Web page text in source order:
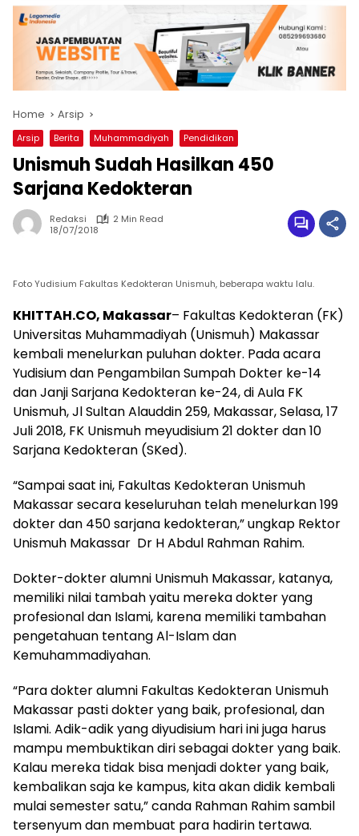
Home Arsip
Arsip Berita Muhammadiyah Pendidikan
Unismuh Sudah Hasilkan 450
Sarjana Kedokteran
Redaksi
2 Min Read
18/07/2018
Foto Yudisium Fakultas Kedokteran Unismuh, beberapa waktu lalu.
KHITTAH.CO, Makassar– Fakultas Kedokteran (FK)
Universitas Muhammadiyah (Unismuh) Makassar
kembali menelurkan puluhan dokter. Pada acara
Yudisium dan Pengambilan Sumpah Dokter ke-14
dan Janji Sarjana Kedokteran ke-24, di Aula FK
Unismuh, Jl Sultan Alauddin 259, Makassar, Selasa, 17
Juli 2018, FK Unismuh meyudisium 21 dokter dan 10
Sarjana Kedokteran (SKed).
“Sampai saat ini, Fakultas Kedokteran Unismuh
Makassar secara keseluruhan telah menelurkan 199
dokter dan 450 sarjana kedokteran,” ungkap Rektor
Unismuh Makassar Dr H Abdul Rahman Rahim.
Dokter-dokter alumni Unismuh Makassar, katanya,
memiliki nilai tambah yaitu mereka dokter yang
profesional dan Islami, karena memiliki tambahan
pengetahuan tentang Al-Islam dan
Kemuhammadiyahan.
“Para dokter alumni Fakultas Kedokteran Unismuh
Makassar pasti dokter yang baik, profesional, dan
Islami. Adik-adik yang diyudisium hari ini juga harus
mampu membuktikan diri sebagai dokter yang baik.
Kalau mereka tidak bisa menjadi dokter yang baik,
kembalikan saja ke kampus, kita akan didik kembali
mulai semester satu,” canda Rahman Rahim sambil
tersenyum dan membuat para hadirin tertawa.